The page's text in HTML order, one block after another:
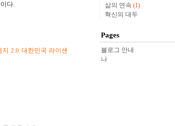
다.
2.0 대한민국 라이센
삶의 연속 (1)
혁신의 대두
Pages
블로그 안내
나